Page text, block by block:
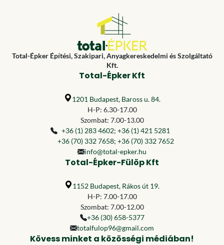
Total-Épker Építési, Szakipari, Anyagkereskedelmi és Szolgáltató
Kft.
Total-Épker Kft
1201 Budapest, Baross u. 84.
H-P: 6.30-17.00
Szombat: 7.00-13.00
+36 (1) 283 4602; +36 (1) 421 5281
+36 (70) 332 7658; +36 (70) 332 7652
info@total-epker.hu
Total-Épker-Fülöp Kft
1152 Budapest, Rákos út 19.
H-P: 7.00-17.00
Szombat: 7.00-12.00
+36 (30) 658-5377
totalfulop96@gmail.com
Kövess minket a közösségi médiában!